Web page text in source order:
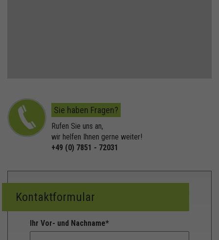
Sie haben Fragen?
Rufen Sie uns an,
wir helfen Ihnen gerne weiter!
+49 (0) 7851 - 72031
Kontaktformular
Ihr Vor- und Nachname*